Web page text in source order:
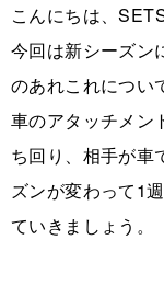
こんにちは、
今回は新シーズン
のあれこれについ
車のアタッチメン
ち回り、相手が車
ズンが変わって1
ていきましょう。